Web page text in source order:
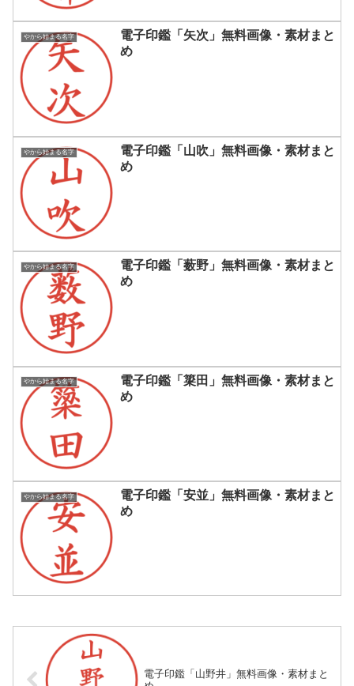
やから始まる名字
電子印鑑「矢次」無料画像・素材まと
め
やから始まる名字
電子印鑑「山吹」無料画像・素材まと
め
やから始まる名字
電子印鑑「薮野」無料画像・素材まと
め
やから始まる名字
電子印鑑「簗田」無料画像・素材まと
め
やから始まる名字
電子印鑑「安並」無料画像・素材まと
め
電子印鑑「山野井」無料画像・素材まと